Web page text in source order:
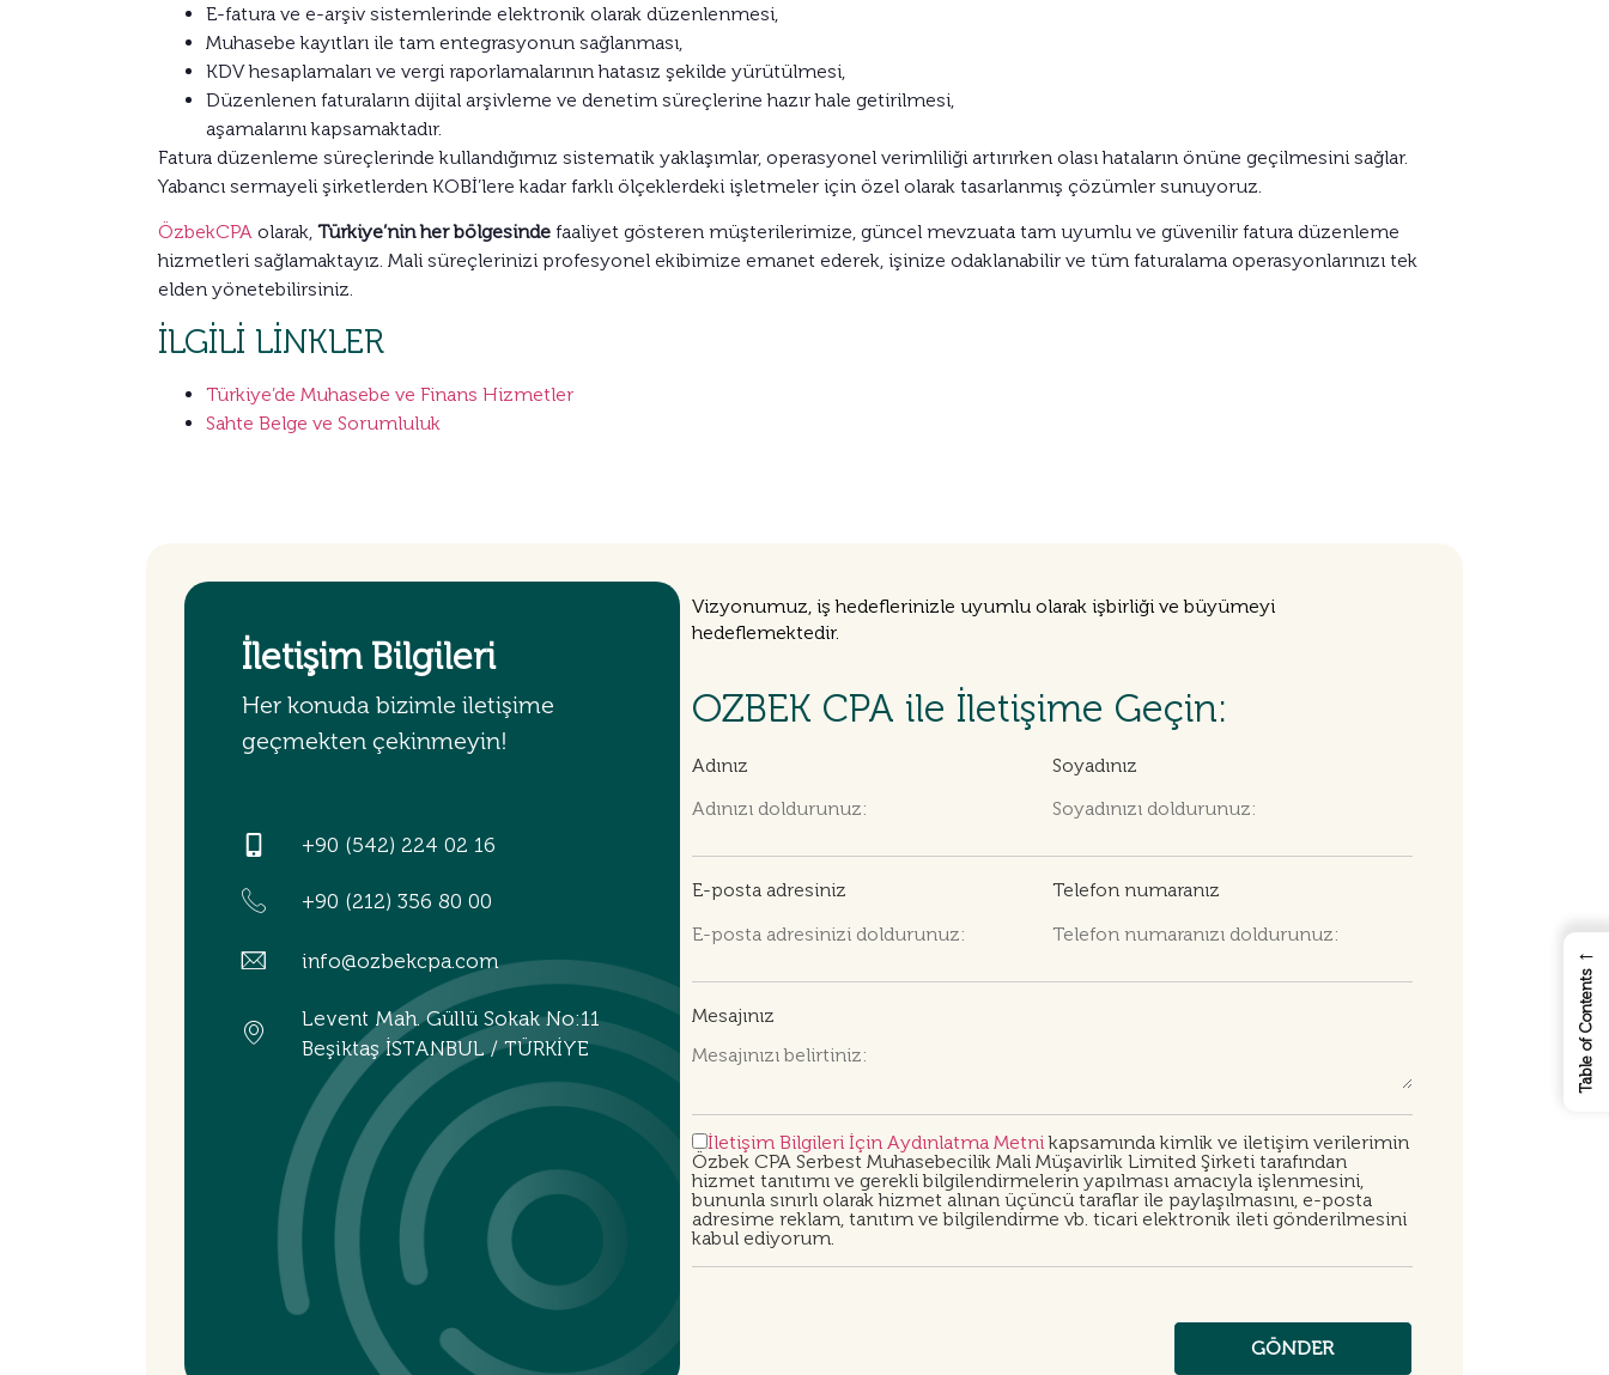
E-fatura ve e-arşiv sistemlerinde elektronik olarak düzenlenmesi,
Muhasebe kayıtları ile tam entegrasyonun sağlanması,
KDV hesaplamaları ve vergi raporlamalarının hatasız şekilde yürütülmesi,
Düzenlenen faturaların dijital arşivleme ve denetim süreçlerine hazır hale getirilmesi,
aşamalarını kapsamaktadır.
Fatura düzenleme süreçlerinde kullandığımız sistematik yaklaşımlar, operasyonel verimliliği artırırken olası hataların önüne geçilmesini sağlar.
Yabancı sermayeli şirketlerden KOBİ’lere kadar farklı ölçeklerdeki işletmeler için özel olarak tasarlanmış çözümler sunuyoruz.
ÖzbekCPA olarak, Türkiye’nin her bölgesinde faaliyet gösteren müşterilerimize, güncel mevzuata tam uyumlu ve güvenilir fatura düzenleme
hizmetleri sağlamaktayız. Mali süreçlerinizi profesyonel ekibimize emanet ederek, işinize odaklanabilir ve tüm faturalama operasyonlarınızı tek
elden yönetebilirsiniz.
İLGİLİ LİNKLER
Türkiye’de Muhasebe ve Finans Hizmetler
Sahte Belge ve Sorumluluk
İletişim Bilgileri
Her konuda bizimle iletişime
geçmekten çekinmeyin!
+90 (542) 224 02 16
+90 (212) 356 80 00
info@ozbekcpa.com
Levent Mah. Güllü Sokak No:11
Beşiktaş İSTANBUL / TÜRKİYE
Vizyonumuz, iş hedeflerinizle uyumlu olarak işbirliği ve büyümeyi
hedeflemektedir.
OZBEK CPA ile İletişime Geçin:
Adınız Soyadınız
E-posta adresiniz Telefon numaranız
Mesajınız
İletişim Bilgileri İçin Aydınlatma Metnikapsamında kimlik ve iletişim verilerimin
Özbek CPA Serbest Muhasebecilik Mali Müşavirlik Limited Şirketi tarafından
hizmet tanıtımı ve gerekli bilgilendirmelerin yapılması amacıyla işlenmesini,
bununla sınırlı olarak hizmet alınan üçüncü taraflar ile paylaşılmasını, e-posta
adresime reklam, tanıtım ve bilgilendirme vb. ticari elektronik ileti gönderilmesini
kabul ediyorum.
←
Table of Contents